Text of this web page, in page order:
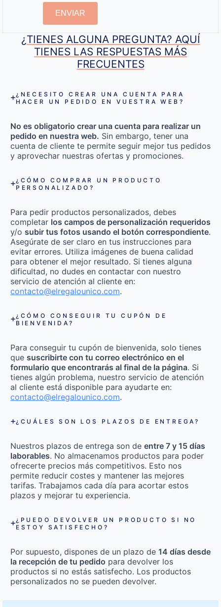
ENVIAR
¿TIENES ALGUNA PREGUNTA? AQUÍ
TIENES LAS RESPUESTAS MÁS
FRECUENTES
¿NECESITO CREAR UNA CUENTA PARA
HACER UN PEDIDO EN VUESTRA WEB?
No es obligatorio crear una cuenta para realizar un
pedido en nuestra web. Sin embargo, tener una
cuenta de cliente te permite seguir mejor tus pedidos
y aprovechar nuestras ofertas y promociones.
¿CÓMO COMPRAR UN PRODUCTO
PERSONALIZADO?
Para pedir productos personalizados, debes
completar los campos de personalización requeridos
y/o subir tus fotos usando el botón correspondiente.
Asegúrate de ser claro en tus instrucciones para
evitar errores. Utiliza imágenes de buena calidad
para obtener el mejor resultado. Si tienes alguna
dificultad, no dudes en contactar con nuestro
servicio de atención al cliente en:
contacto@elregalounico.com.
¿CÓMO CONSEGUIR TU CUPÓN DE
BIENVENIDA?
Para conseguir tu cupón de bienvenida, solo tienes
que suscribirte con tu correo electrónico en el
formulario que encontrarás al final de la página. Si
tienes algún problema, nuestro servicio de atención
al cliente está disponible para ayudarte en:
contacto@elregalounico.com.
¿CUÁLES SON LOS PLAZOS DE ENTREGA?
Nuestros plazos de entrega son de entre 7 y 15 días
laborables. No almacenamos productos para poder
ofrecerte precios más competitivos. Esto nos
permite reducir costes y mantener las mejores
tarifas. Trabajamos cada día para acortar estos
plazos y mejorar tu experiencia.
¿PUEDO DEVOLVER UN PRODUCTO SI NO
ESTOY SATISFECHO?
Por supuesto, dispones de un plazo de 14 días desde
la recepción de tu pedido para devolver los
productos si no estás satisfecho. Los productos
personalizados no se pueden devolver.